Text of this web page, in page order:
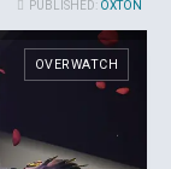
PUBLISHED: OXTON
OVERWATCH